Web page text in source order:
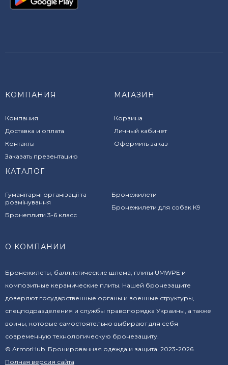
КОМПАНИЯ
Компания
Доставка и оплата
Контакты
Заказать презентацию
МАГАЗИН
Корзина
Личный кабинет
Оформить заказ
КАТАЛОГ
Гуманітарні організації та
розмінування
Бронеплити 3-6 класс
Бронежилети
Бронежилети для собак К9
О КОМПАНИИ
Бронежилеты, баллистические шлема, плиты UMWPE и
композитные керамические плиты. Нашей бронезащите
доверяют государственные органы и военные структуры,
спецподразделения и службы правопорядка Украины, а также
воины, которые самостоятельно выбирают для себя
современную технологическую бронезащиту.
© ArmorHub. Бронированная одежда и защита. 2023-2026.
Полная версия сайта